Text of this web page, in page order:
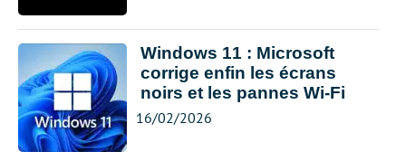
Windows 11 : Microsoft
corrige enfin les écrans
noirs et les pannes Wi-Fi
16/02/2026